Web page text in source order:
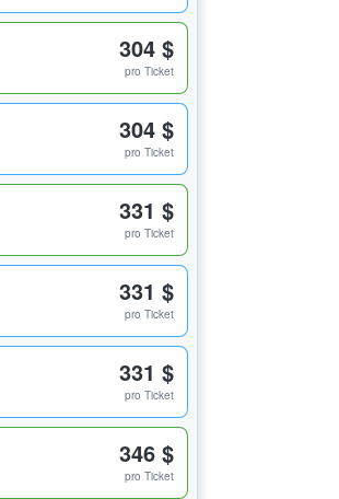
304 $
pro Ticket
304 $
pro Ticket
331 $
pro Ticket
331 $
pro Ticket
331 $
pro Ticket
346 $
pro Ticket